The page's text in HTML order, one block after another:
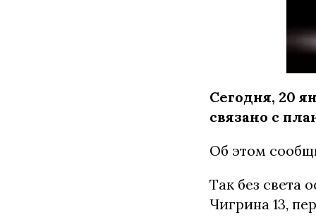
Сегодня, 20
связано с
Об этом
Так без света
Чигрина 13,